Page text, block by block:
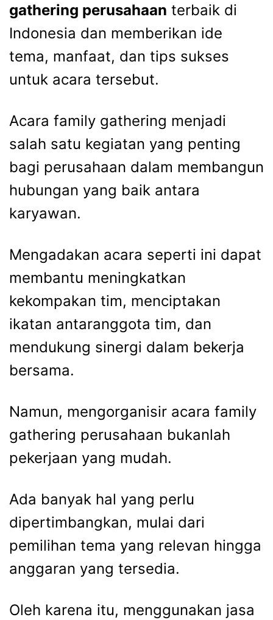
gathering perusahaan terbaik di
Indonesia dan memberikan ide
tema, manfaat, dan tips sukses
untuk acara tersebut.
Acara family gathering menjadi
salah satu kegiatan yang penting
bagi perusahaan dalam membangun
hubungan yang baik antara
karyawan.
Mengadakan acara seperti ini dapat
membantu meningkatkan
kekompakan tim, menciptakan
ikatan antaranggota tim, dan
mendukung sinergi dalam bekerja
bersama.
Namun, mengorganisir acara family
gathering perusahaan bukanlah
pekerjaan yang mudah.
Ada banyak hal yang perlu
dipertimbangkan, mulai dari
pemilihan tema yang relevan hingga
anggaran yang tersedia.
Oleh karena itu, menggunakan jasa